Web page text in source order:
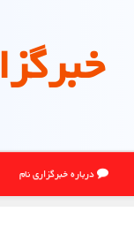
درباره خبرگزاری نام